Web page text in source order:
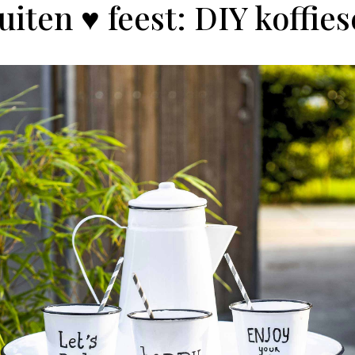
♥ feest: DIY